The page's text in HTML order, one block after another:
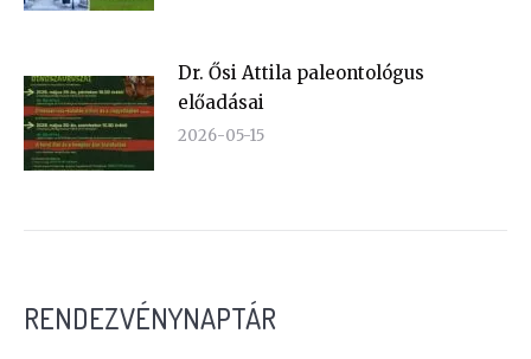
Dr. Ősi Attila paleontológus
előadásai
2026-05-15
RENDEZVÉNYNAPTÁR